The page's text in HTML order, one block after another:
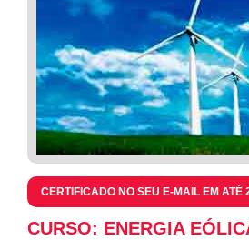
CERTIFICADO NO SEU E-MAIL EM ATÉ
CURSO: ENERGIA